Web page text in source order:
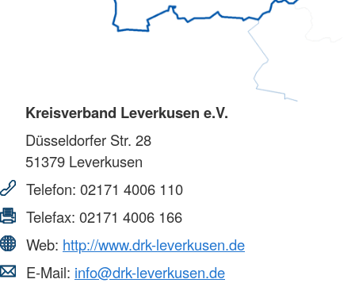
Kreisverband Leverkusen e.V.
Düsseldorfer Str. 28
51379 Leverkusen
Telefon: 02171 4006 110
Telefax: 02171 4006 166
Web: http://www.drk-leverkusen.de
E-Mail: info@drk-leverkusen.de